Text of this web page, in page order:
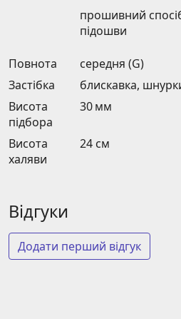
прошивний
підошви
Повнота
середня (G)
Застібка
блискавка,
Висота
підбора
30 мм
Висота
халяви
24 см
Відгуки
Додати перший відгук